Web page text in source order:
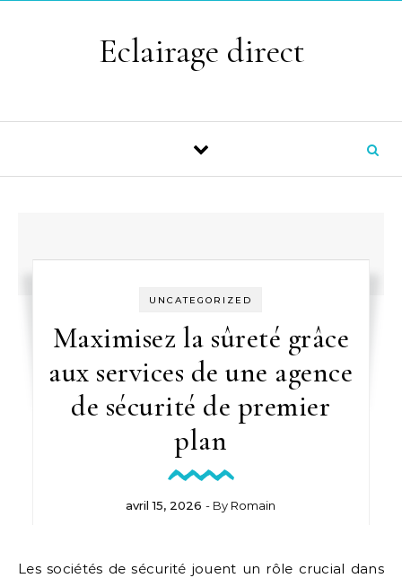
Eclairage direct
UNCATEGORIZED
Maximisez la sûreté grâce
aux services de une agence
de sécurité de premier
plan
avril 15, 2026 - By Romain
Les sociétés de sécurité jouent un rôle crucial dans